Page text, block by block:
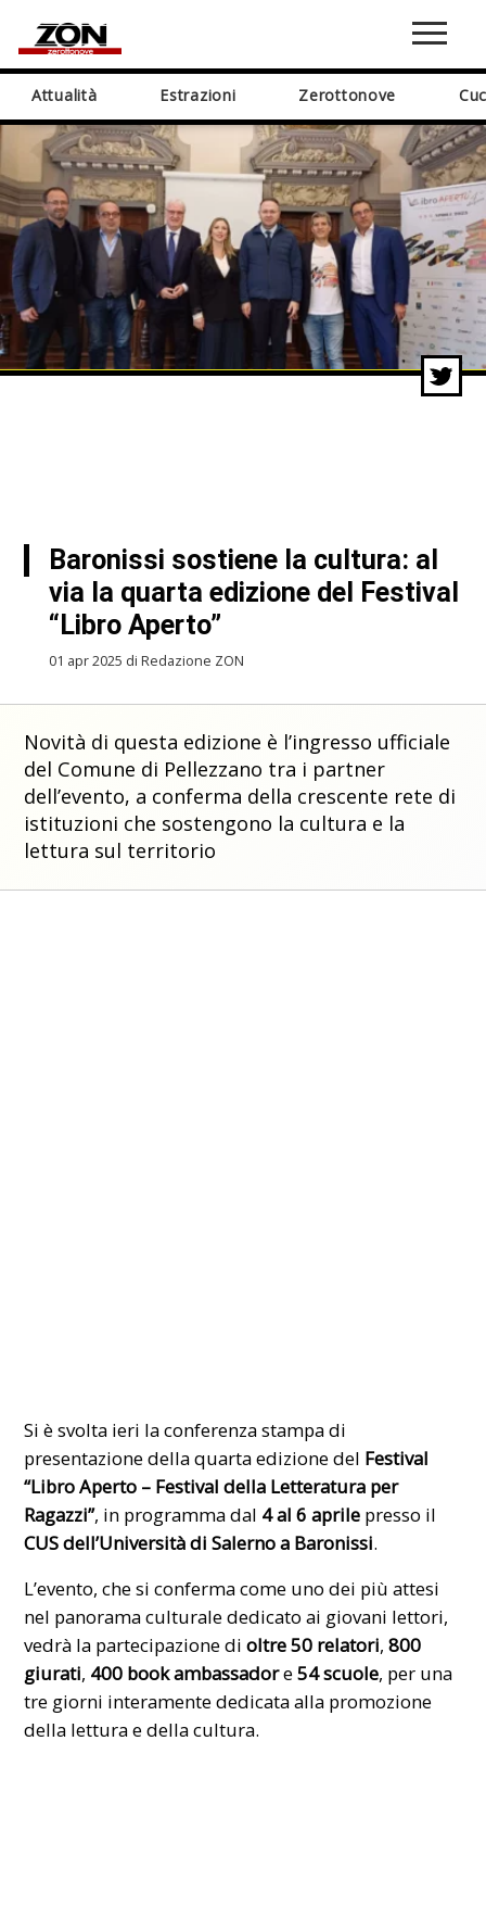
Attualità Estrazioni Zerottonove
Baronissi sostiene la cultura: al
via la quarta edizione del Festival
“Libro Aperto”
01 apr 2025 di Redazione ZON
Novità di questa edizione è l’ingresso ufficiale
del Comune di Pellezzano tra i partner
dell’evento, a conferma della crescente rete di
istituzioni che sostengono la cultura e la
lettura sul territorio
Si è svolta ieri la conferenza stampa di
presentazione della quarta edizione del Festival
“Libro Aperto – Festival della Letteratura per
Ragazzi”, in programma dal 4 al 6 aprile presso il
CUS dell’Università di Salerno a Baronissi.
L’evento, che si conferma come uno dei più attesi
nel panorama culturale dedicato ai giovani lettori,
vedrà la partecipazione dioltre 50 relatori,800
giurati, 400 book ambassadore54 scuole, per una
tre giorni interamente dedicata alla promozione
della lettura e della cultura.